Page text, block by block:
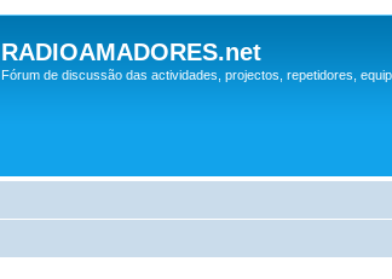
RADIOAMADORES.net
Fórum de discussão das actividades, projectos, repetidores,